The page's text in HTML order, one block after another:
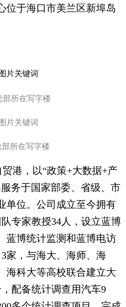
位于海口市美兰区新埠岛
部所在写字楼
部所在写字楼
港，以“政策+大数据+产
务于国家部委、省级、市
单位。公司成立至今拥有
专家教授34人，设立蓝博
蓝博统计监测和蓝博电访
家，与海大、海师、海
海科大等高校联合建立大
配备统计调查用汽车9